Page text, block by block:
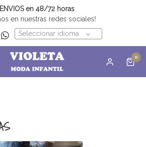
ENVIOS en 48/72 horas
en nuestras redes sociales!
Seleccionar idioma
0